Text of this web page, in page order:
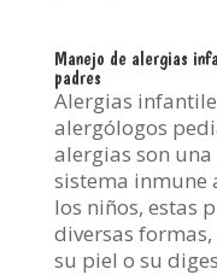
Manejo de alergias
padres
Alergias
alergólogos
alergias son
sistema inmune
los niños, estas
diversas
su piel o su